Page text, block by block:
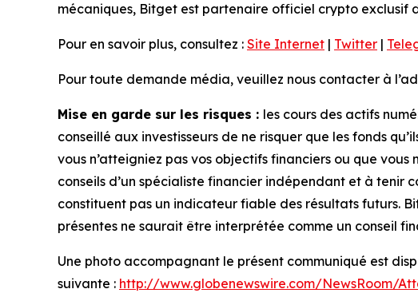
mécaniques, Bitget est partenaire officiel crypto exclusif
Pour en savoir plus, consultez : Site Internet | Twitter |
Pour toute demande média, veuillez nous contacter à
Mise en garde sur les risques : les cours des actifs
conseillé aux investisseurs de ne risquer que les fonds
vous n’atteigniez pas vos objectifs financiers ou que
conseils d’un spécialiste financier indépendant et à tenir
constituent pas un indicateur fiable des résultats futurs.
présentes ne saurait être interprétée comme un conseil
Une photo accompagnant le présent communiqué est
suivante : http://www.globenewswire.com/NewsRoom/